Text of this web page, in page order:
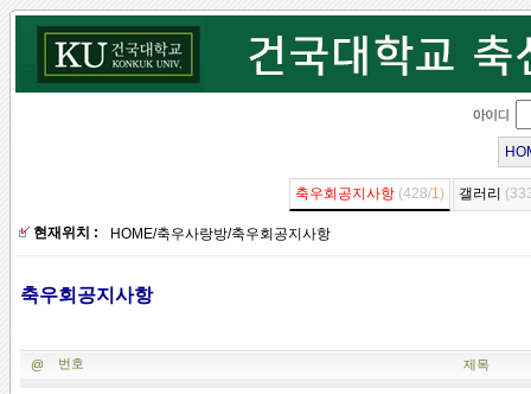
축우회공지사항 (428/1) 갤러리
현재위치 : HOME/축우사랑방/축우회공지사항
축우회공지사항
@ 번호 제목